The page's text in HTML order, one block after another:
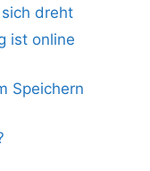
dreht
ist online
Speichern